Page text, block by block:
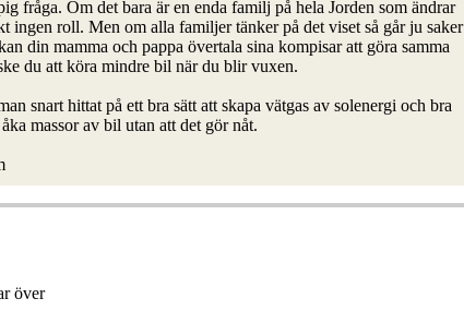
fråga. Om det bara är en enda familj på hela Jorden som ändrar
ingen roll. Men om alla familjer tänker på det viset så går ju saker
din mamma och pappa övertala sina kompisar att göra samma
du att köra mindre bil när du blir vuxen.
snart hittat på ett bra sätt att skapa vätgas av solenergi och bra
massor av bil utan att det gör nåt.
över